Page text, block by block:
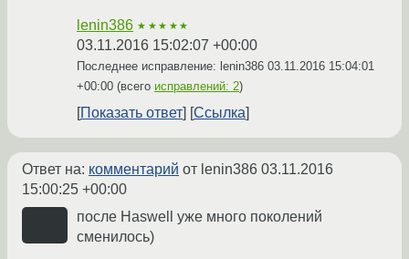
lenin386 ★★★★★
03.11.2016 15:02:07 +00:00
Последнее исправление: lenin386 03.11.2016 15:04:01
+00:00 (всего исправлений: 2)
Показать ответ Ссылка
Ответ на: комментарий от lenin386 03.11.2016
15:00:25 +00:00
после Haswell уже много поколений
сменилось)